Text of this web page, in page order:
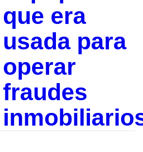
que era
usada para
operar
fraudes